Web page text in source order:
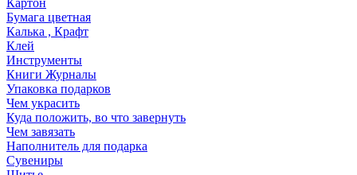
Картон
Бумага цветная
Калька , Крафт
Клей
Инструменты
Книги Журналы
Упаковка подарков
Чем украсить
Куда положить, во что завернуть
Чем завязать
Наполнитель для подарка
Сувениры